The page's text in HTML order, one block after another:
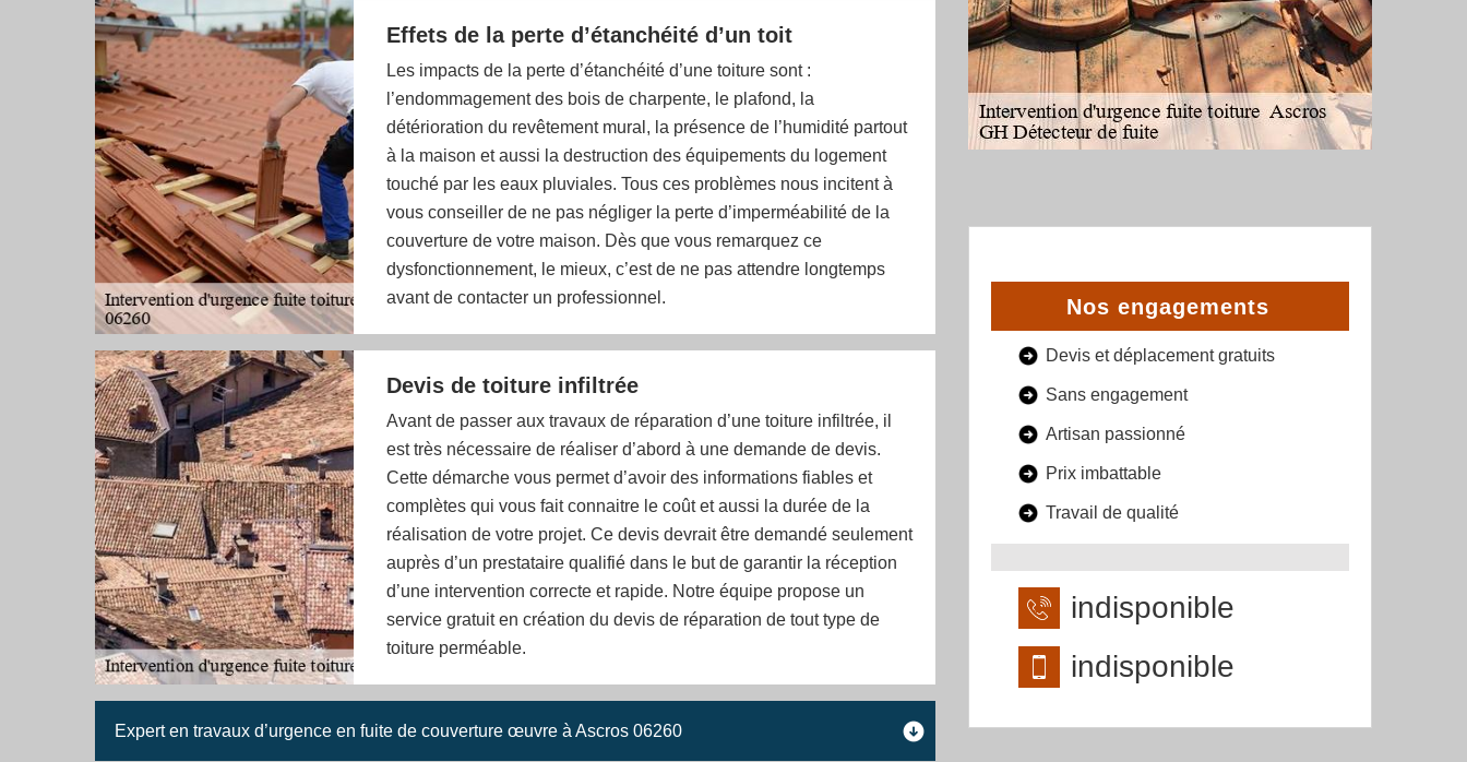
Effets de la perte d’étanchéité d’un toit
Les impacts de la perte d’étanchéité d’une toiture sont :
l’endommagement des bois de charpente, le plafond, la
détérioration du revêtement mural, la présence de l’humidité partout
à la maison et aussi la destruction des équipements du logement
touché par les eaux pluviales. Tous ces problèmes nous incitent à
vous conseiller de ne pas négliger la perte d’imperméabilité de la
couverture de votre maison. Dès que vous remarquez ce
dysfonctionnement, le mieux, c’est de ne pas attendre longtemps
avant de contacter un professionnel.
Devis de toiture infiltrée
Avant de passer aux travaux de réparation d’une toiture infiltrée, il
est très nécessaire de réaliser d’abord à une demande de devis.
Cette démarche vous permet d’avoir des informations fiables et
complètes qui vous fait connaitre le coût et aussi la durée de la
réalisation de votre projet. Ce devis devrait être demandé seulement
auprès d’un prestataire qualifié dans le but de garantir la réception
d’une intervention correcte et rapide. Notre équipe propose un
service gratuit en création du devis de réparation de tout type de
toiture perméable.
Expert en travaux d’urgence en fuite de couverture œuvre à Ascros 06260
Nos engagements
Devis et déplacement gratuits
Sans engagement
Artisan passionné
Prix imbattable
Travail de qualité
indisponible
indisponible